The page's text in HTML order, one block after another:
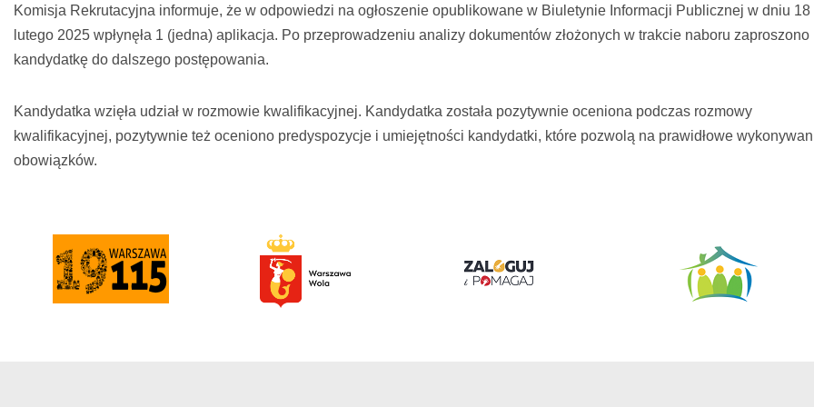
Komisja Rekrutacyjna informuje, że w odpowiedzi na ogłoszenie opublikowane w Biuletynie Informacji Publicznej w dniu 18
lutego 2025 wpłynęła 1 (jedna) aplikacja. Po przeprowadzeniu analizy dokumentów złożonych w trakcie naboru zaproszono
kandydatkę do dalszego postępowania.
Kandydatka wzięła udział w rozmowie kwalifikacyjnej. Kandydatka została pozytywnie oceniona podczas rozmowy
kwalifikacyjnej, pozytywnie też oceniono predyspozycje i umiejętności kandydatki, które pozwolą na prawidłowe
obowiązków.